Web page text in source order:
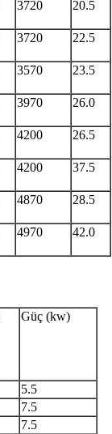
3720 20.5
3720 22.5
3570 23.5
3970 26.0
4200 26.5
4200 37.5
4870 28.5
4970 42.0
Güç (kw)
5.5
7.5
7.5